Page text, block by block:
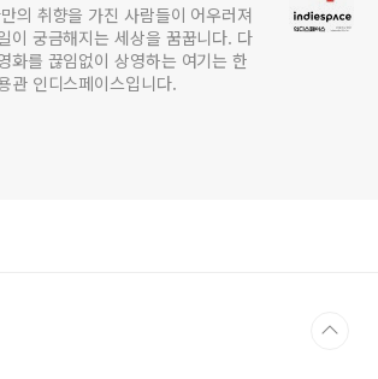
의 취향을 가진 사람들이 어우러져
이 궁금해지는 세상을 꿈꿉니다. 다
화를 끊임없이 상영하는 여기는 한
관 인디스페이스입니다.